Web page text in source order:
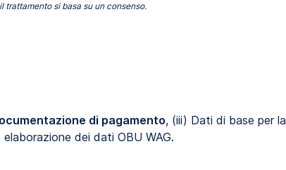
si basa su un consenso.
di pagamento, (iii) Dati di base per la
elaborazione dei dati OBU WAG.